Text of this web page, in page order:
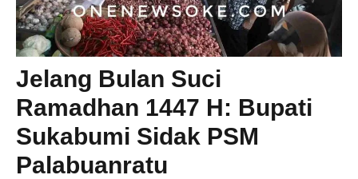
Jelang Bulan Suci
Ramadhan 1447 H: Bupati
Sukabumi Sidak PSM
Palabuanratu